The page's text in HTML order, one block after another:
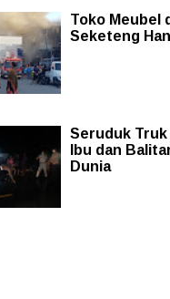
Toko Meubel
Seketeng
Seruduk Truk
Ibu dan
Dunia